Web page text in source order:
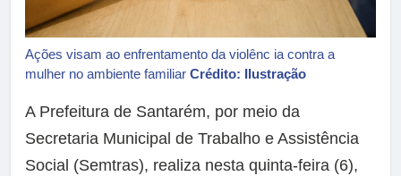
Ações visam ao enfrentamento da violênc ia contra a
mulher no ambiente familiar Crédito: Ilustração
A Prefeitura de Santarém, por meio da
Secretaria Municipal de Trabalho e Assistência
Social (Semtras), realiza nesta quinta-feira (6),